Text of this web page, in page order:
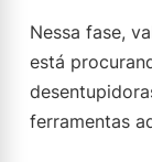
Nessa fase,
está
ferramentas